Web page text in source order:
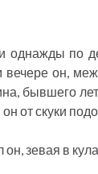
однажды по
он,
бывшего
от скуки
зевая в